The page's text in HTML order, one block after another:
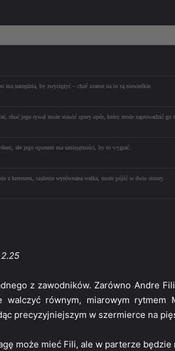
ma narzędzia, by zwyciężyć – choć szanse na to są niewielkie.
choć jego rywal może stawić spory opór, który może zaprowadzić go
ale jego oponent ma umiejętności, by to wygrać.
z kretesem, szalenie wyrównana walka, może pójść w dwie strony.
z zawodników. Zarówno Andre
walczyć równym, miarowym rytmem
precyzyjniejszym w szermierce na
może mieć Fili, ale w parterze będzie